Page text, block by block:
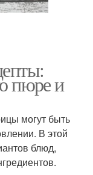
пюре и
могут быть
В этой
блюд,